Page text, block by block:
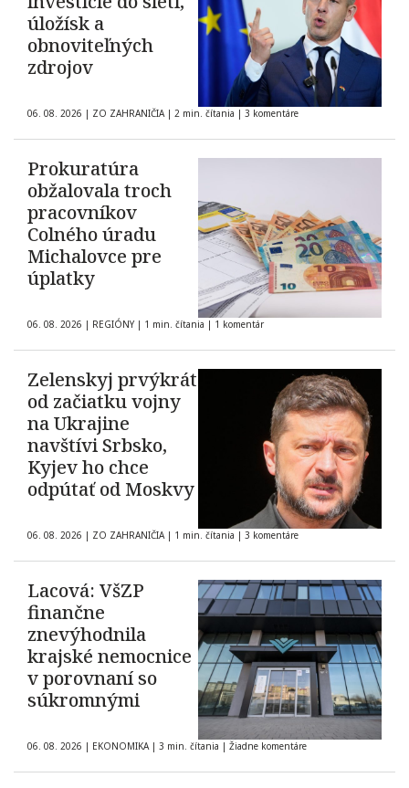
úložísk a
obnoviteľných
zdrojov
06. 08. 2026 | ZO ZAHRANIČIA | 2 min. čítania | 3 komentáre
Prokuratúra
obžalovala troch
pracovníkov
Colného úradu
Michalovce pre
úplatky
06. 08. 2026 | REGIÓNY | 1 min. čítania | 1 komentár
Zelenskyj prvýkrát
od začiatku vojny
na Ukrajine
navštívi Srbsko,
Kyjev ho chce
odpútať od Moskvy
06. 08. 2026 | ZO ZAHRANIČIA | 1 min. čítania | 3 komentáre
Lacová: VšZP
finančne
znevýhodnila
krajské nemocnice
v porovnaní so
súkromnými
06. 08. 2026 | EKONOMIKA | 3 min. čítania | Žiadne komentáre